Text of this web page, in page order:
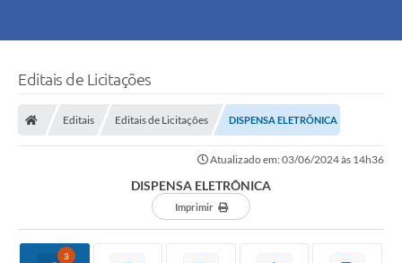
Editais de Licitações
Editais Editais de Licitações DISPENSA ELETRÔNICA
Atualizado em: 03/06/2024 às 14h36
DISPENSA ELETRÔNICA
Imprimir
3